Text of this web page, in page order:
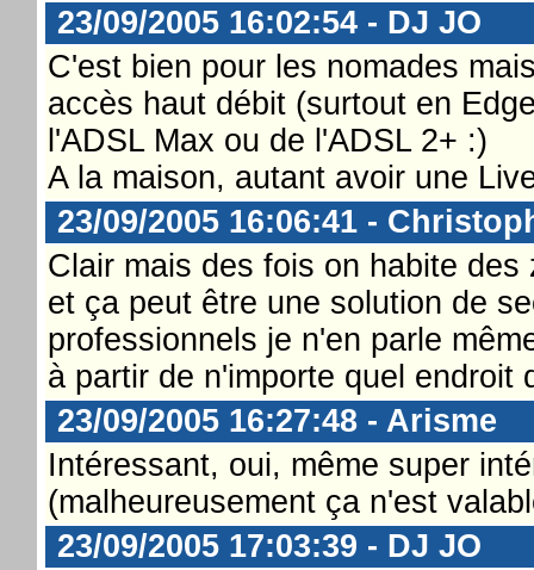
23/09/2005 16:02:54 - DJ JO
C'est bien pour les nomades
accès haut débit (surtout en
l'ADSL Max ou de l'ADSL 2+ :)
A la maison, autant avoir une
23/09/2005 16:06:41 -
Clair mais des fois on habite
et ça peut être une solution de
professionnels je n'en parle
à partir de n'importe quel endroit
23/09/2005 16:27:48 - Arisme
Intéressant, oui, même super
(malheureusement ça n'est
23/09/2005 17:03:39 - DJ JO